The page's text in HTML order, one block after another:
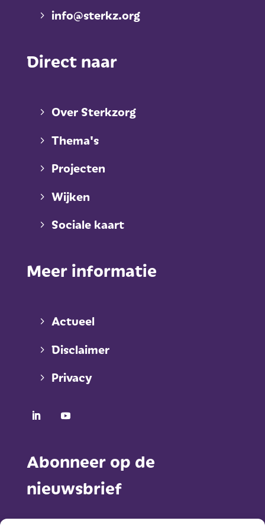
info@sterkz.org
Direct naar
Over Sterkzorg
Thema's
Projecten
Wijken
Sociale kaart
Meer informatie
Actueel
Disclaimer
Privacy
Abonneer op de
nieuwsbrief